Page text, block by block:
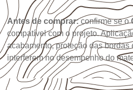
Antes de comprar:confirme se o
compatível com o projeto.
acabamento, proteção das bordas
interferem no desempenho do